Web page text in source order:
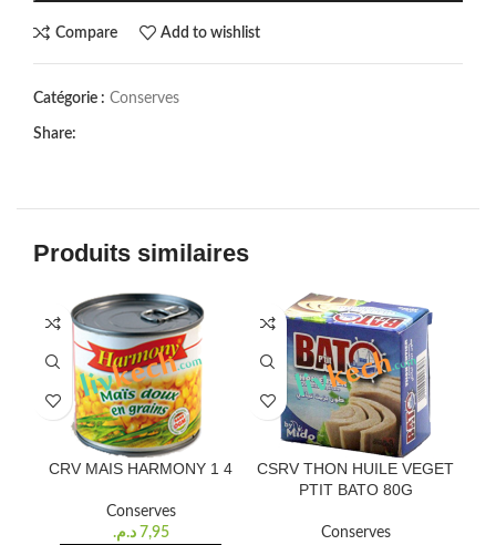
Compare Add to wishlist
Catégorie : Conserves
Share:
Produits similaires
CRV MAIS HARMONY 1 4
Conserves
7,95 د.م.
CSRV THON HUILE VEGET
PTIT BATO 80G
Conserves